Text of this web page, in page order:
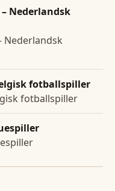
– Nederlandsk
Nederlandsk
fotballspiller
fotballspiller